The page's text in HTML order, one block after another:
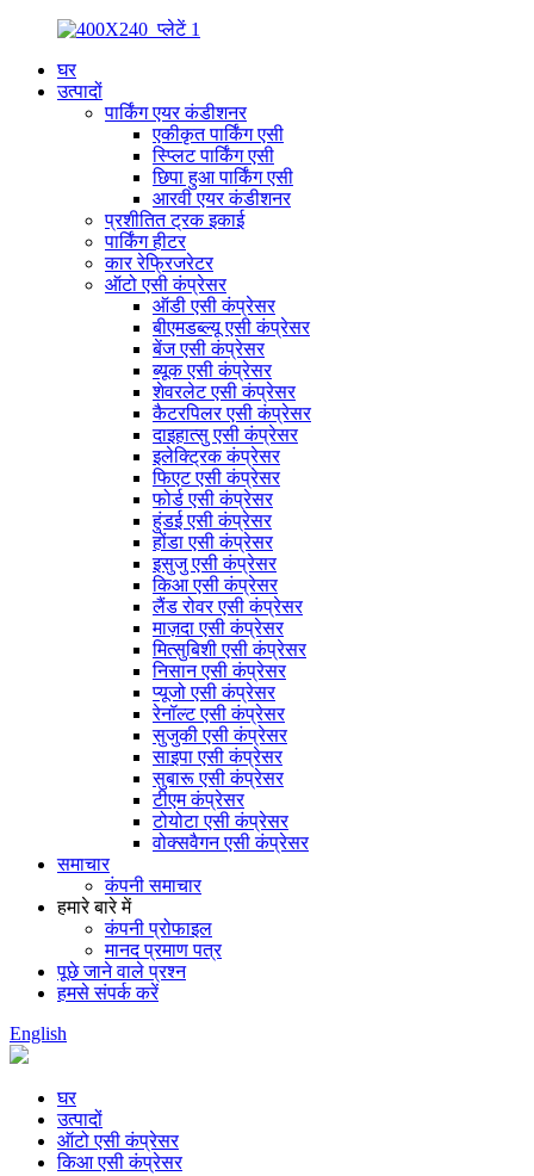
घर
उत्पादों
पार्किंग एयर कंडीशनर
एकीकृत पार्किंग एसी
स्प्लिट पार्किंग एसी
छिपा हुआ पार्किंग एसी
आरवी एयर कंडीशनर
प्रशीतित ट्रक इकाई
पार्किंग हीटर
कार रेफ्रिजरेटर
ऑटो एसी कंप्रेसर
ऑडी एसी कंप्रेसर
बीएमडब्ल्यू एसी कंप्रेसर
बेंज एसी कंप्रेसर
ब्यूक एसी कंप्रेसर
शेवरलेट एसी कंप्रेसर
कैटरपिलर एसी कंप्रेसर
दाइहात्सु एसी कंप्रेसर
इलेक्ट्रिक कंप्रेसर
फिएट एसी कंप्रेसर
फोर्ड एसी कंप्रेसर
हुंडई एसी कंप्रेसर
होंडा एसी कंप्रेसर
इसुजु एसी कंप्रेसर
किआ एसी कंप्रेसर
लैंड रोवर एसी कंप्रेसर
माज़दा एसी कंप्रेसर
मित्सुबिशी एसी कंप्रेसर
निसान एसी कंप्रेसर
प्यूजो एसी कंप्रेसर
रेनॉल्ट एसी कंप्रेसर
सुजुकी एसी कंप्रेसर
साइपा एसी कंप्रेसर
सुबारू एसी कंप्रेसर
टीएम कंप्रेसर
टोयोटा एसी कंप्रेसर
वोक्सवैगन एसी कंप्रेसर
समाचार
कंपनी समाचार
हमारे बारे में
कंपनी प्रोफाइल
मानद प्रमाण पत्र
पूछे जाने वाले प्रश्न
हमसे संपर्क करें
English
घर
उत्पादों
ऑटो एसी कंप्रेसर
किआ एसी कंप्रेसर